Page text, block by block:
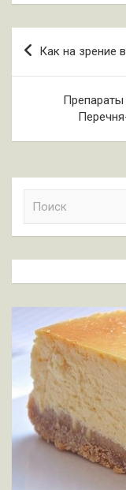
Навигация
по
Как на зрение
Препараты
к